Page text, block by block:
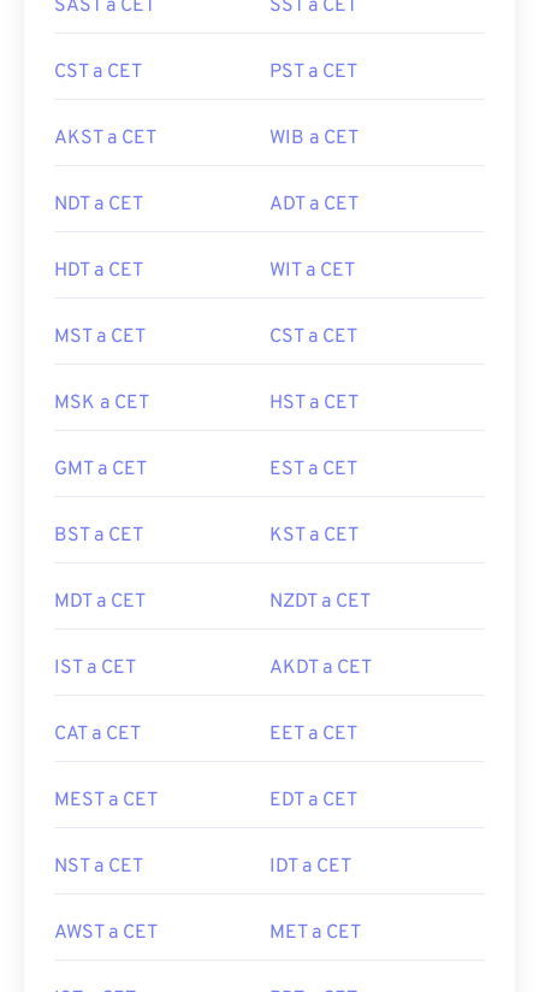
SAST a CET SST a CET
CST a CET PST a CET
AKST a CET WIB a CET
NDT a CET ADT a CET
HDT a CET WIT a CET
MST a CET CST a CET
MSK a CET HST a CET
GMT a CET EST a CET
BST a CET KST a CET
MDT a CET NZDT a CET
IST a CET AKDT a CET
CAT a CET EET a CET
MEST a CET EDT a CET
NST a CET IDT a CET
AWST a CET MET a CET